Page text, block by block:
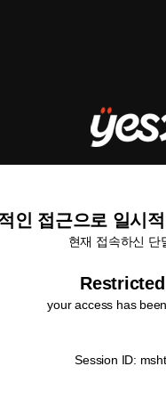
인 접근으로 일시
현재 접속하신 단
your access has
Session ID: